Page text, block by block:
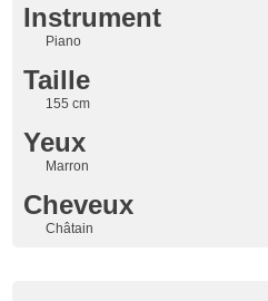
Instrument
Piano
Taille
155 cm
Yeux
Marron
Cheveux
Châtain